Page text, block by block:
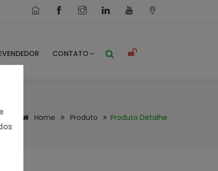
CONTATO
Home Produto Produto Detalhe